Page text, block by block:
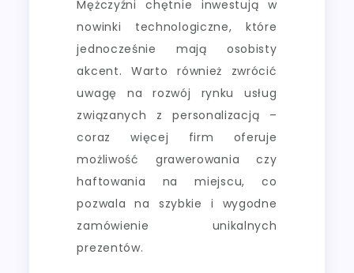
Mężczyźni chętnie inwestują w
nowinki technologiczne, które
jednocześnie mają osobisty
akcent. Warto również zwrócić
uwagę na rozwój rynku usług
związanych z personalizacją –
coraz więcej firm oferuje
możliwość grawerowania czy
haftowania na miejscu, co
pozwala na szybkie i wygodne
zamówienie unikalnych
prezentów.